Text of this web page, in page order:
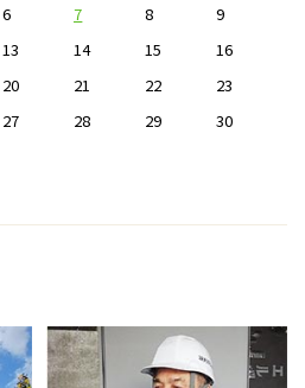
6 7 8
9
13 14 15
16
20 21 22
23
27 28 29
30